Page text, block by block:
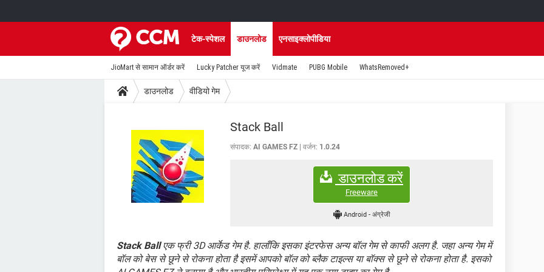
टेक-स्पेशल डाउनलोड एनसाइक्लोपीडिया
JioMart से सामान ऑर्डर करें Lucky Patcher यूज करें Vidmate PUBG Mobile WhatsRemoved+
डाउनलोड वीडियो गेम
Stack Ball
संपादक: AI GAMES FZ वर्जन: 1.0.24
डाउनलोड करें
Freeware
Android-अंग्रेजी
Stack Ballएक फ्री 3D आर्केड गेम है. हालाँकि इसका इंटरफेस अन्य बॉल गेम से काफी अलग है. जहा अन्य गेम में
बॉल को बेस से छूने से रोकना होता है इसमें आपको बॉल को ब्लैक टाइल्स या बॉक्स से छूने से रोकना होता है. इसको